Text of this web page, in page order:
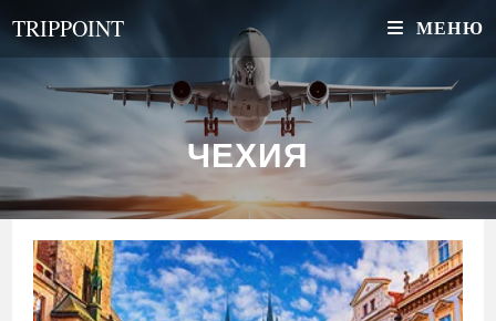
содержимому
TRIPPOINT МЕНЮ
ЧЕХИЯ